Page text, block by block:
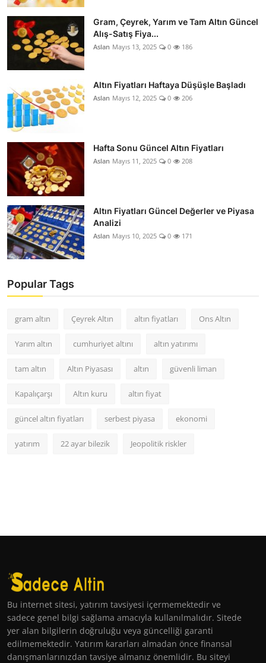
Gram, Çeyrek, Yarım ve Tam Altın Güncel
Alış-Satış Fiya...
Aslan Mayıs 13, 2025 0 186
Altın Fiyatları Haftaya Düşüşle Başladı
Aslan Mayıs 12, 2025 0 206
Hafta Sonu Güncel Altın Fiyatları
Aslan Mayıs 11, 2025 0 208
Altın Fiyatları Güncel Değerler ve Piyasa
Analizi
Aslan Mayıs 10, 2025 0 171
Popular Tags
gram altın Çeyrek Altın altın fiyatları Ons Altın
Yarım altın cumhuriyet altını altın yatırımı
tam altın Altın Piyasası altın güvenli liman
Kapalıçarşı Altın kuru altın fiyat
güncel altın fiyatları serbest piyasa ekonomi
yatırım 22 ayar bilezik Jeopolitik riskler
Bu internet sitesi, yatırım tavsiyesi içermemektedir ve
sadece genel bilgi sağlama amacıyla kullanılmalıdır. Sitede
yer alan bilgilerin doğruluğu veya güncelliği garanti
edilmemektedir. Yatırım kararları almadan önce finansal
danışmanlarınızdan tavsiye almanız önemlidir. Bu siteyi